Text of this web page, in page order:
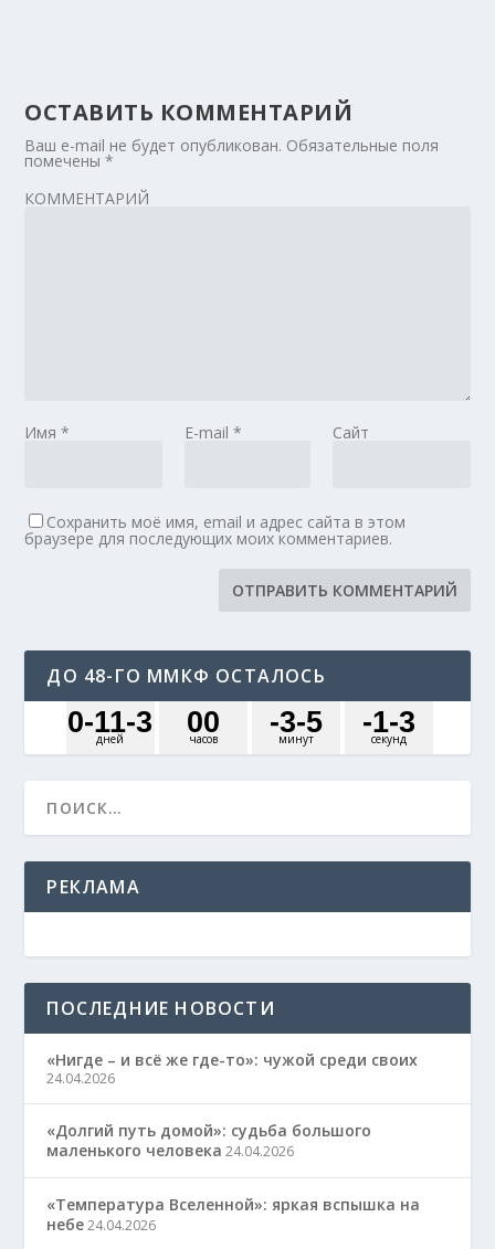
ОСТАВИТЬ КОММЕНТАРИЙ
Ваш e-mail не будет опубликован. Обязательные поля
помечены*
КОММЕНТАРИЙ
Имя* E-mail * Сайт
Сохранить моё имя, email и адрес сайта в этом
браузере для последующих моих комментариев.
ДО 48-ГО ММКФ ОСТАЛОСЬ
дней
0-11-3 часов
00 минут
-3-5 секунд
-1-3
РЕКЛАМА
ПОСЛЕДНИЕ НОВОСТИ
«Нигде – и всё же где-то»: чужой среди своих
24.04.2026
«Долгий путь домой»: судьба большого
маленького человека 24.04.2026
«Температура Вселенной»: яркая вспышка на
небе 24.04.2026